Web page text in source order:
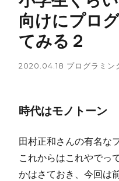
向けにプロ
てみる２
2020.04.18 プログラミン
時代はモノトーン
田村正和さんの有名な
これからはこれやでっ
かはさておき、今回は